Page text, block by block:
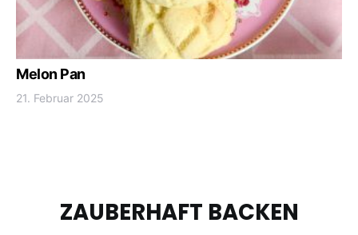
Melon Pan
21. Februar 2025
ZAUBERHAFT BACKEN